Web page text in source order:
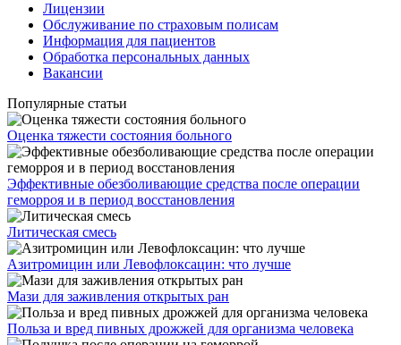
Лицензии
Обслуживание по страховым полисам
Информация для пациентов
Обработка персональных данных
Вакансии
Популярные статьи
Оценка тяжести состояния больного
Эффективные обезболивающие средства после операции
геморроя и в период восстановления
Литическая смесь
Азитромицин или Левофлоксацин: что лучше
Мази для заживления открытых ран
Польза и вред пивных дрожжей для организма человека